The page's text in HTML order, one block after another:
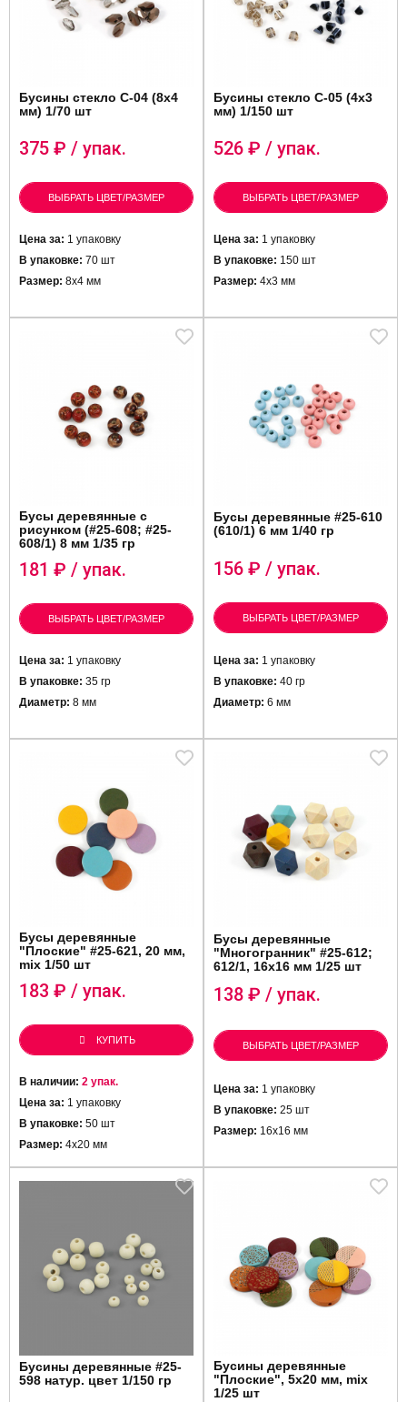
Бусины стекло C-04 (8х4
мм) 1/70 шт
375 ₽ / упак.
ВЫБРАТЬ ЦВЕТ/РАЗМЕР
Цена за: 1 упаковку
В упаковке: 70 шт
Размер: 8х4 мм
Бусины стекло C-05 (4х3
мм) 1/150 шт
526 ₽ / упак.
ВЫБРАТЬ ЦВЕТ/РАЗМЕР
Цена за: 1 упаковку
В упаковке: 150 шт
Размер: 4х3 мм
Бусы деревянные с
рисунком (#25-608; #25-
608/1) 8 мм 1/35 гр
181 ₽ / упак.
ВЫБРАТЬ ЦВЕТ/РАЗМЕР
Цена за: 1 упаковку
В упаковке: 35 гр
Диаметр: 8 мм
Бусы деревянные #25-610
(610/1) 6 мм 1/40 гр
156 ₽ / упак.
ВЫБРАТЬ ЦВЕТ/РАЗМЕР
Цена за: 1 упаковку
В упаковке: 40 гр
Диаметр: 6 мм
Бусы деревянные
"Плоские" #25-621, 20 мм,
mix 1/50 шт
183 ₽ / упак.
КУПИТЬ
В наличии: 2 упак.
Цена за: 1 упаковку
В упаковке: 50 шт
Размер: 4х20 мм
Бусы деревянные
"Многогранник" #25-612;
612/1, 16х16 мм 1/25 шт
138 ₽ / упак.
ВЫБРАТЬ ЦВЕТ/РАЗМЕР
Цена за: 1 упаковку
В упаковке: 25 шт
Размер: 16х16 мм
Бусины деревянные #25-
598 натур. цвет 1/150 гр
Бусины деревянные
"Плоские", 5х20 мм, mix
1/25 шт